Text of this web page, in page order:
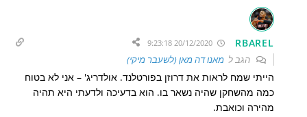
RBAREL
הגב למאנו דה מאן (לשעבר מיקי)
הייתי שמח לראות את דרוזן בפורטלנד. אולדריג' – אני לא בטוח
כמה מהשחקן שהיה נשאר בו. הוא בדעיכה ולדעתי היא תהיה
מהירה וכואבת.